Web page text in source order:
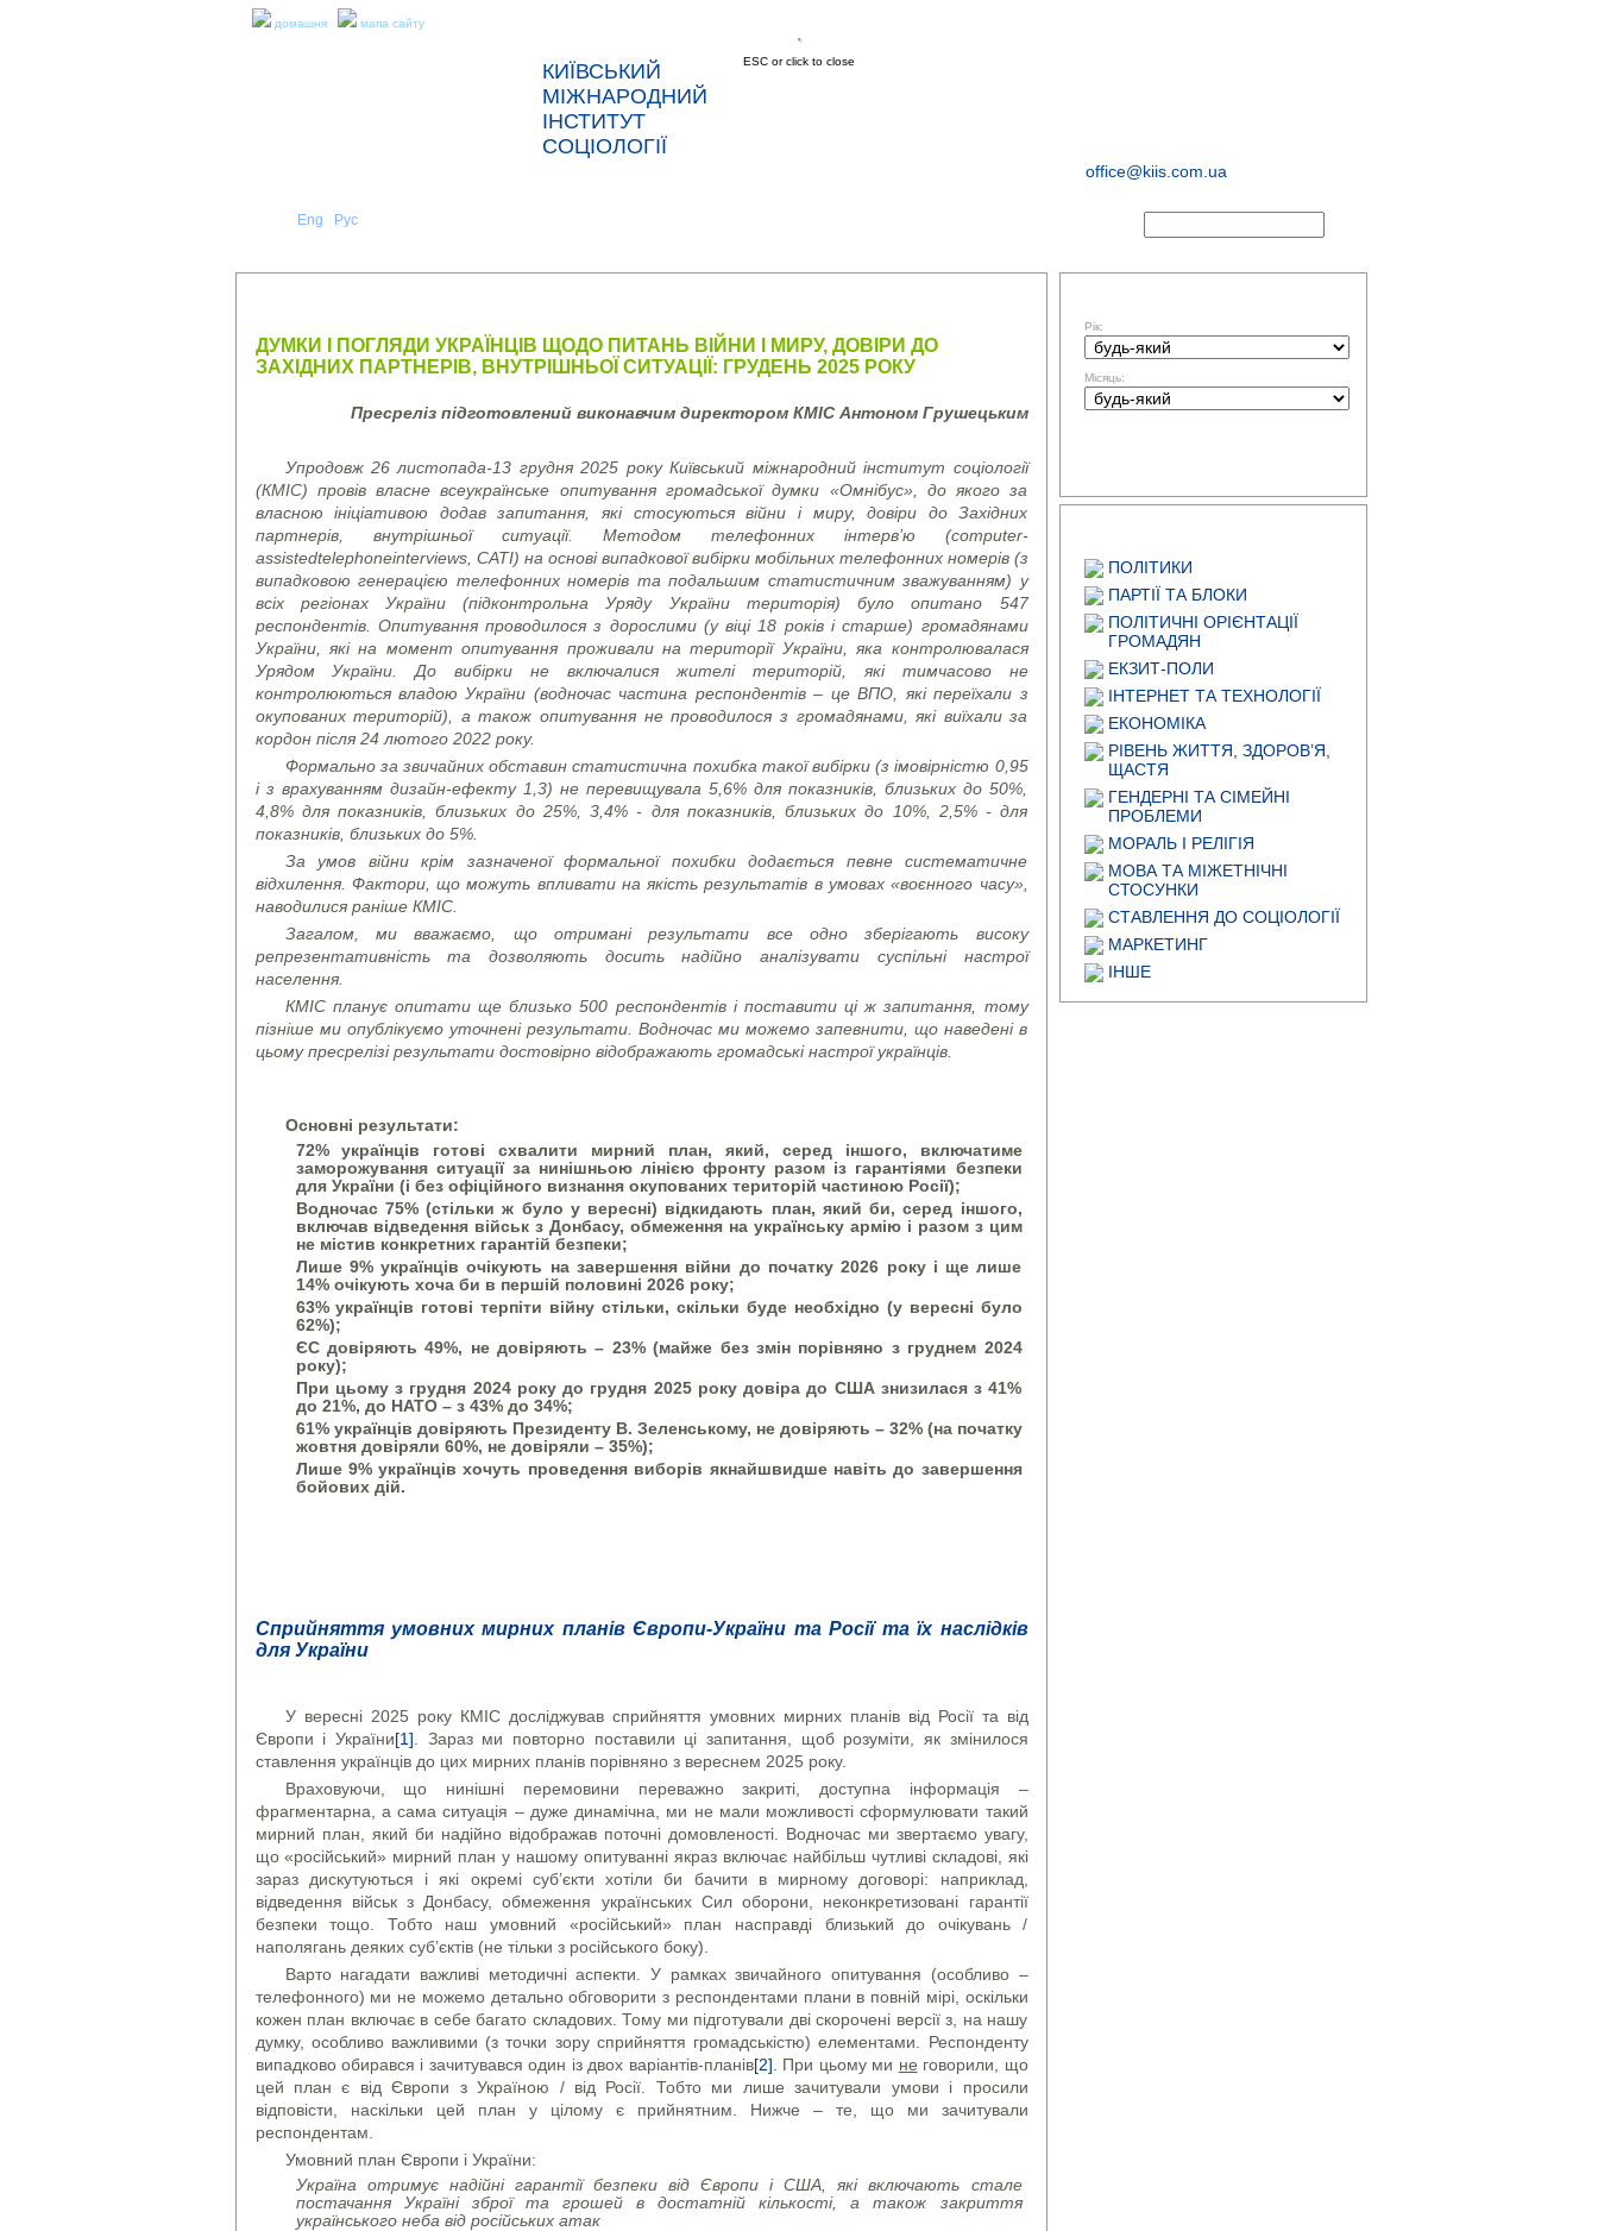
домашня мапа сайту
КИЇВСЬКИЙ
МІЖНАРОДНИЙ
ІНСТИТУТ
СОЦІОЛОГІЇ
office@kiis.com.ua
Eng Рус
ESC or click to close
ДУМКИ І ПОГЛЯДИ УКРАЇНЦІВ ЩОДО ПИТАНЬ ВІЙНИ І МИРУ, ДОВІРИ ДО
ЗАХІДНИХ ПАРТНЕРІВ, ВНУТРІШНЬОЇ СИТУАЦІЇ: ГРУДЕНЬ 2025 РОКУ
Пресреліз підготовлений виконавчим директором КМІС Антоном Грушецьким
Упродовж 26 листопада-13 грудня 2025 року Київський міжнародний інститут соціології
(КМІС) провів власне всеукраїнське опитування громадської думки «Омнібус», до якого за
власною ініціативою додав запитання, які стосуються війни і миру, довіри до Західних
партнерів, внутрішньої ситуації. Методом телефонних інтерв’ю (computer-
assistedtelephoneinterviews, CATI) на основі випадкової вибірки мобільних телефонних номерів (з
випадковою генерацією телефонних номерів та подальшим статистичним зважуванням) у
всіх регіонах України (підконтрольна Уряду України територія) було опитано 547
респондентів. Опитування проводилося з дорослими (у віці 18 років і старше) громадянами
України, які на момент опитування проживали на території України, яка контролювалася
Урядом України. До вибірки не включалися жителі територій, які тимчасово не
контролюються владою України (водночас частина респондентів – це ВПО, які переїхали з
окупованих територій), а також опитування не проводилося з громадянами, які виїхали за
кордон після 24 лютого 2022 року.
Формально за звичайних обставин статистична похибка такої вибірки (з імовірністю 0,95
і з врахуванням дизайн-ефекту 1,3) не перевищувала 5,6% для показників, близьких до 50%,
4,8% для показників, близьких до 25%, 3,4% - для показників, близьких до 10%, 2,5% - для
показників, близьких до 5%.
За умов війни крім зазначеної формальної похибки додається певне систематичне
відхилення. Фактори, що можуть впливати на якість результатів в умовах «воєнного часу»,
наводилися раніше КМІС.
Загалом, ми вважаємо, що отримані результати все одно зберігають високу
репрезентативність та дозволяють досить надійно аналізувати суспільні настрої
населення.
КМІС планує опитати ще близько 500 респондентів і поставити ці ж запитання, тому
пізніше ми опублікуємо уточнені результати. Водночас ми можемо запевнити, що наведені в
цьому пресрелізі результати достовірно відображають громадські настрої українців.
Основні результати:
72% українців готові схвалити мирний план, який, серед іншого, включатиме
заморожування ситуації за нинішньою лінією фронту разом із гарантіями безпеки
для України (і без офіційного визнання окупованих територій частиною Росії);
Водночас 75% (стільки ж було у вересні) відкидають план, який би, серед іншого,
включав відведення військ з Донбасу, обмеження на українську армію і разом з цим
не містив конкретних гарантій безпеки;
Лише 9% українців очікують на завершення війни до початку 2026 року і ще лише
14% очікують хоча би в першій половині 2026 року;
63% українців готові терпіти війну стільки, скільки буде необхідно (у вересні було
62%);
ЄС довіряють 49%, не довіряють – 23% (майже без змін порівняно з груднем 2024
року);
При цьому з грудня 2024 року до грудня 2025 року довіра до США знизилася з 41%
до 21%, до НАТО – з 43% до 34%;
61% українців довіряють Президенту В. Зеленському, не довіряють – 32% (на початку
жовтня довіряли 60%, не довіряли – 35%);
Лише 9% українців хочуть проведення виборів якнайшвидше навіть до завершення
бойових дій.
Сприйняття умовних мирних планів Європи-України та Росії та їх наслідків
для України
У вересні 2025 року КМІС досліджував сприйняття умовних мирних планів від Росії та від
Європи і України[1] . Зараз ми повторно поставили ці запитання, щоб розуміти, як змінилося
ставлення українців до цих мирних планів порівняно з вереснем 2025 року.
Враховуючи, що нинішні перемовини переважно закриті, доступна інформація –
фрагментарна, а сама ситуація – дуже динамічна, ми не мали можливості сформулювати такий
мирний план, який би надійно відображав поточні домовленості. Водночас ми звертаємо увагу,
що «російський» мирний план у нашому опитуванні якраз включає найбільш чутливі складові, які
зараз дискутуються і які окремі суб’єкти хотіли би бачити в мирному договорі: наприклад,
відведення військ з Донбасу, обмеження українських Сил оборони, неконкретизовані гарантії
безпеки тощо. Тобто наш умовний «російський» план насправді близький до очікувань /
наполягань деяких суб’єктів (не тільки з російського боку).
Варто нагадати важливі методичні аспекти. У рамках звичайного опитування (особливо –
телефонного) ми не можемо детально обговорити з респондентами плани в повній мірі, оскільки
кожен план включає в себе багато складових. Тому ми підготували дві скорочені версії з, на нашу
думку, особливо важливими (з точки зору сприйняття громадськістю) елементами. Респонденту
випадково обирався і зачитувався один із двох варіантів-планів[2] . При цьому ми не говорили, що
цей план є від Європи з Україною / від Росії. Тобто ми лише зачитували умови і просили
відповісти, наскільки цей план у цілому є прийнятним. Нижче – те, що ми зачитували
респондентам.
Умовний план Європи і України:
Україна отримує надійні гарантії безпеки від Європи і США, які включають стале
постачання Україні зброї та грошей в достатній кількості, а також закриття
українського неба від російських атак
Рік:
Місяць:
ПОЛІТИКИ
ПАРТІЇ ТА БЛОКИ
ПОЛІТИЧНІ ОРІЄНТАЦІЇ
ГРОМАДЯН
ЕКЗИТ-ПОЛИ
ІНТЕРНЕТ ТА ТЕХНОЛОГІЇ
ЕКОНОМІКА
РІВЕНЬ ЖИТТЯ, ЗДОРОВ’Я,
ЩАСТЯ
ГЕНДЕРНІ ТА СІМЕЙНІ
ПРОБЛЕМИ
МОРАЛЬ І РЕЛІГІЯ
МОВА ТА МІЖЕТНІЧНІ
СТОСУНКИ
СТАВЛЕННЯ ДО СОЦІОЛОГІЇ
МАРКЕТИНГ
ІНШЕ